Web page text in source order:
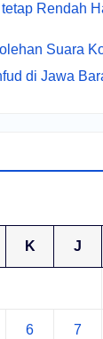
Rendah
Suara
di Jawa
K J
6 7